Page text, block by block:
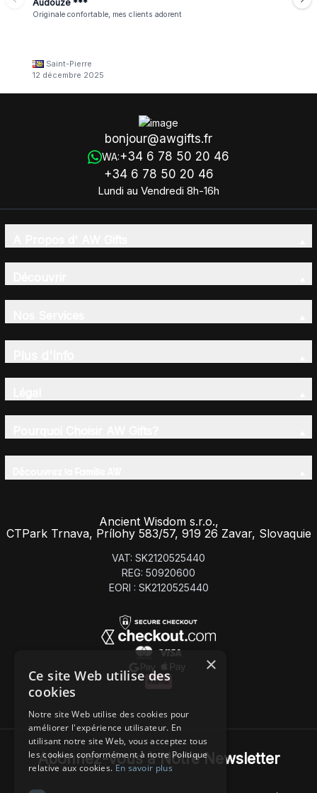
Audouze ***
Originale confortable, mes clients adorent
Saint-Pierre
12 décembre 2025
bonjour@awgifts.fr
WA:+34 6 78 50 20 46
+34 6 78 50 20 46
Lundi au Vendredi 8h-16h
Ancient Wisdom s.r.o.,
CTPark Trnava, Prílohy 583/57, 919 26 Zavar, Slovaquie
VAT: SK2120525440
REG: 50920600
EORI : SK2120525440
Abonnez-Vous à Notre Newsletter
×
Ce site Web utilise des
cookies
Notre site Web utilise des cookies pour
améliorer l'expérience utilisateur. En
utilisant notre site Web, vous acceptez tous
les cookies conformément à notre Politique
relative aux cookies.En savoir plus